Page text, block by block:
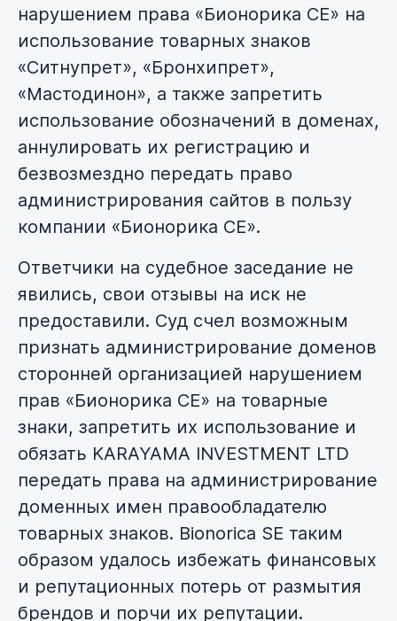
нарушением права «Бионорика СЕ» на
использование товарных знаков
«Ситнупрет», «Бронхипрет»,
«Мастодинон», а также запретить
использование обозначений в доменах,
аннулировать их регистрацию и
безвозмездно передать право
администрирования сайтов в пользу
компании «Бионорика СЕ».
Ответчики на судебное заседание не
явились, свои отзывы на иск не
предоставили. Суд счел возможным
признать администрирование доменов
сторонней организацией нарушением
прав «Бионорика СЕ» на товарные
знаки, запретить их использование и
обязать KARAYAMA INVESTMENT LTD
передать права на администрирование
доменных имен правообладателю
товарных знаков. Bionorica SE таким
образом удалось избежать финансовых
и репутационных потерь от размытия
брендов и порчи их репутации.